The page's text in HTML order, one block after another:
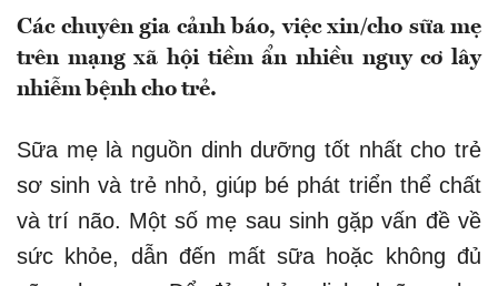
Các chuyên gia cảnh báo, việc xin/cho sữa mẹ
trên mạng xã hội tiềm ẩn nhiều nguy cơ lây
nhiễm bệnh cho trẻ.
Sữa mẹ là nguồn dinh dưỡng tốt nhất cho trẻ
sơ sinh và trẻ nhỏ, giúp bé phát triển thể chất
và trí não. Một số mẹ sau sinh gặp vấn đề về
sức khỏe, dẫn đến mất sữa hoặc không đủ